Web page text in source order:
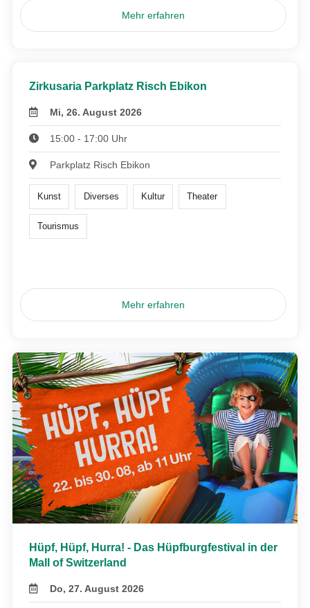
Mehr erfahren
Zirkusaria Parkplatz Risch Ebikon
Mi, 26. August 2026
15:00 - 17:00 Uhr
Parkplatz Risch Ebikon
Kunst Diverses Kultur Theater
Tourismus
Mehr erfahren
Hüpf, Hüpf, Hurra! - Das Hüpfburgfestival in der
Mall of Switzerland
Do, 27. August 2026